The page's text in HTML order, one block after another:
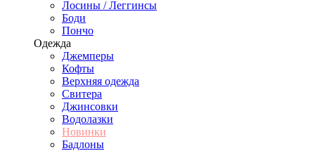
Лосины / Леггинсы
Боди
Пончо
Одежда
Джемперы
Кофты
Верхняя одежда
Свитера
Джинсовки
Водолазки
Новинки
Бадлоны